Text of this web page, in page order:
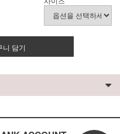
니 담기